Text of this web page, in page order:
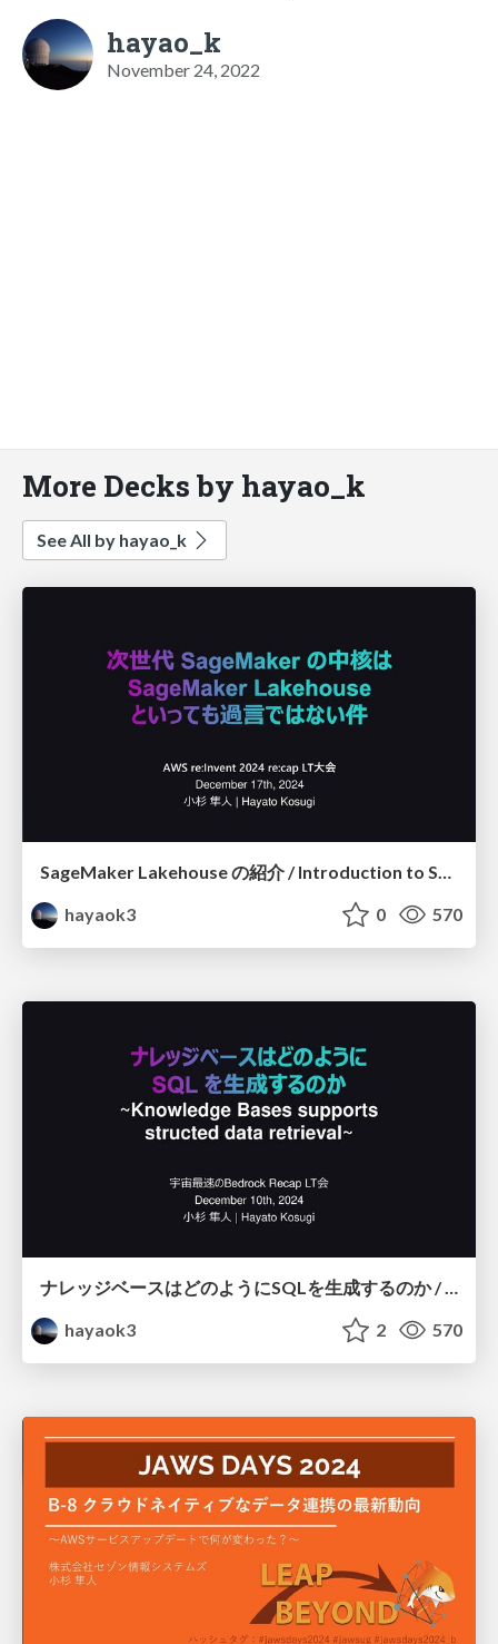
hayao_k
November 24, 2022
More Decks by hayao_k
See All by hayao_k
SageMaker Lakehouse の紹介 / Introduction to SageMaker Lakehouse
hayaok3
0 570
hayaok3
2 570